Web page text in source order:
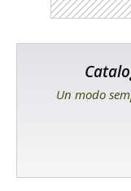
Un modo